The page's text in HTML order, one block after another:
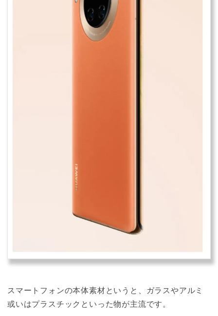
スマートフォンの本体素材というと、ガラスやアルミ
或いはプラスチックといった物が主流です。